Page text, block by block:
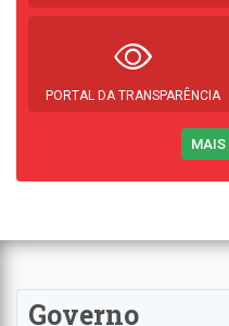
PORTAL DA TRANSPARÊNCIA
MAIS
Governo